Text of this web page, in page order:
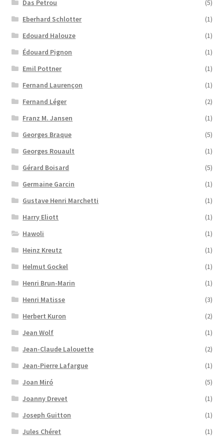
Das Petrou
(5)
Eberhard Schlotter
(1)
Edouard Halouze
(1)
Édouard Pignon
(1)
Emil Pottner
(1)
Fernand Laurençon
(1)
Fernand Léger
(2)
Franz M. Jansen
(1)
Georges Braque
(5)
Georges Rouault
(1)
Gérard Boisard
(5)
Germaine Garcin
(1)
Gustave Henri Marchetti
(1)
Harry Eliott
(1)
Hawoli
(1)
Heinz Kreutz
(1)
Helmut Gockel
(1)
Henri Brun-Marin
(1)
Henri Matisse
(3)
Herbert Kuron
(2)
Jean Wolf
(1)
Jean-Claude Lalouette
(2)
Jean-Pierre Lafargue
(1)
Joan Miró
(5)
Joanny Drevet
(1)
Joseph Guitton
(1)
Jules Chéret
(1)